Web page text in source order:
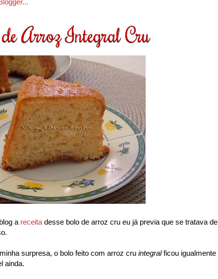
Arroz Integral Cru
a receita desse bolo de arroz cru eu já previa que se tratava de
surpresa, o bolo feito com arroz cru integralficou igualmente
ainda.